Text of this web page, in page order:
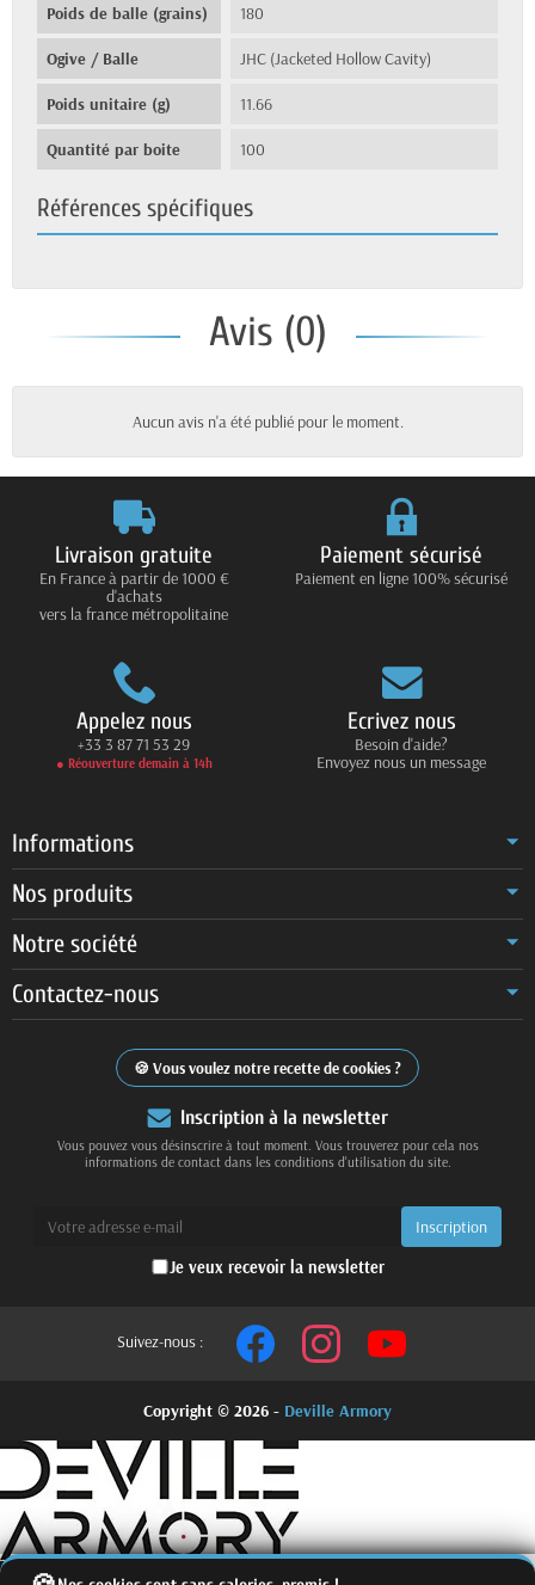
Poids de balle (grains) 180
Ogive / Balle JHC (Jacketed Hollow Cavity)
Poids unitaire (g) 11.66
Quantité par boite 100
Références spécifiques
Avis (0)
Aucun avis n'a été publié pour le moment.
Livraison gratuite
En France à partir de 1000 €
d'achats
vers la france métropolitaine
Paiement sécurisé
Paiement en ligne 100% sécurisé
Appelez nous
+33 3 87 71 53 29
● Réouverture demain à 14h
Ecrivez nous
Besoin d'aide?
Envoyez nous un message
Informations
Nos produits
Notre société
Contactez-nous
Vous voulez notre recette de cookies ?
Inscription à la newsletter
Vous pouvez vous désinscrire à tout moment. Vous trouverez pour cela nos
informations de contact dans les conditions d'utilisation du site.
Je veux recevoir la newsletter
Suivez-nous :
Copyright © 2026 - Deville Armory